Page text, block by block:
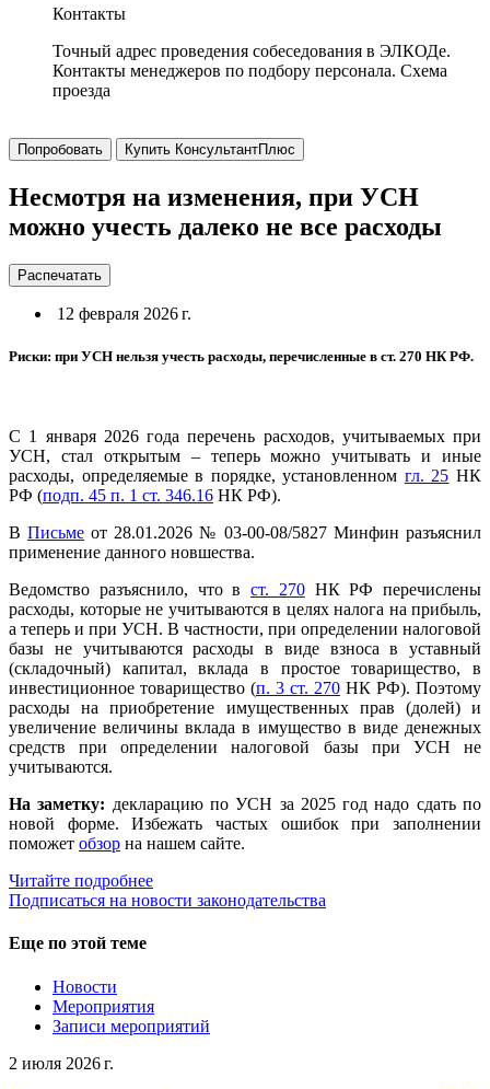
Контакты
Точный адрес проведения собеседования в ЭЛКОДе.
Контакты менеджеров по подбору персонала. Схема
проезда
Попробовать Купить КонсультантПлюс
Несмотря на изменения, при УСН
можно учесть далеко не все расходы
Распечатать
12 февраля 2026 г.
Риски: при УСН нельзя учесть расходы, перечисленные в ст. 270 НК РФ.
С 1 января 2026 года перечень расходов, учитываемых при
УСН, стал открытым – теперь можно учитывать и иные
расходы, определяемые в порядке, установленном гл. 25 НК
РФ (подп. 45 п. 1 ст. 346.16 НК РФ).
В Письме от 28.01.2026 № 03-00-08/5827 Минфин разъяснил
применение данного новшества.
Ведомство разъяснило, что в ст. 270НК РФ перечислены
расходы, которые не учитываются в целях налога на прибыль,
а теперь и при УСН. В частности, при определении налоговой
базы не учитываются расходы в виде взноса в уставный
(складочный) капитал, вклада в простое товарищество, в
инвестиционное товарищество (п. 3 ст. 270 НК РФ). Поэтому
расходы на приобретение имущественных прав (долей) и
увеличение величины вклада в имущество в виде денежных
средств при определении налоговой базы при УСН не
учитываются.
На заметку: декларацию по УСН за 2025 год надо сдать по
новой форме. Избежать частых ошибок при заполнении
поможет обзор на нашем сайте.
Читайте подробнее
Подписаться на новости законодательства
Еще по этой теме
Новости
Мероприятия
Записи мероприятий
2 июля 2026 г.